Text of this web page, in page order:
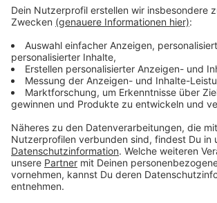
Lifestyle oder unsere neuesten
informieren dich.
Zum Newsletter anmelden
Du möchtest uns etwas